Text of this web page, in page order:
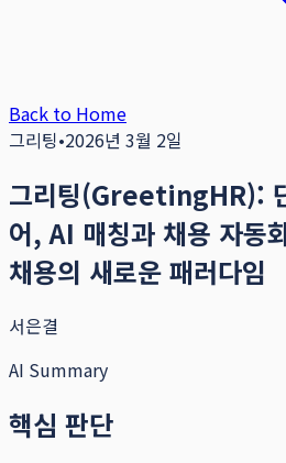
Back to Home
그리팅•2026년 3월 2일
그리팅(GreetingHR):
어, AI 매칭과 채용 자동
채용의 새로운 패러다임
서은결
AI Summary
핵심 판단